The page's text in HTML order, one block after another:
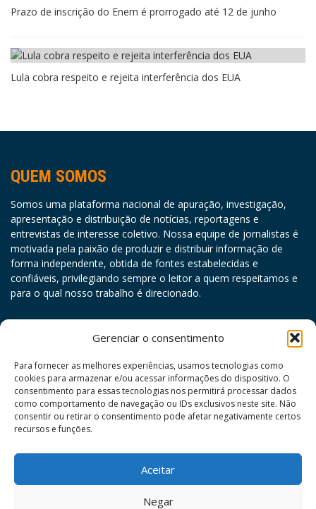
Gerenciar o consentimento
Para fornecer as melhores experiências, usamos tecnologias como
cookies para armazenar e/ou acessar informações do dispositivo. O
consentimento para essas tecnologias nos permitirá processar dados
como comportamento de navegação ou IDs exclusivos neste site. Não
consentir ou retirar o consentimento pode afetar negativamente certos
recursos e funções.
Aceitar
Negar
Prazo de inscrição do Enem é prorrogado até 12 de junho
Lula cobra respeito e rejeita interferência dos EUA
QUEM SOMOS
Somos uma plataforma nacional de apuração, investigação,
apresentação e distribuição de notícias, reportagens e
entrevistas de interesse coletivo. Nossa equipe de jornalistas é
motivada pela paixão de produzir e distribuir informação de
forma independente, obtida de fontes estabelecidas e
confiáveis, privilegiando sempre o leitor a quem respeitamos e
para o qual nosso trabalho é direcionado.
D
S T Q Q S
S
1
2
3 4 5 6 7
8
9
10
16
17 18 19 20 21
22
26